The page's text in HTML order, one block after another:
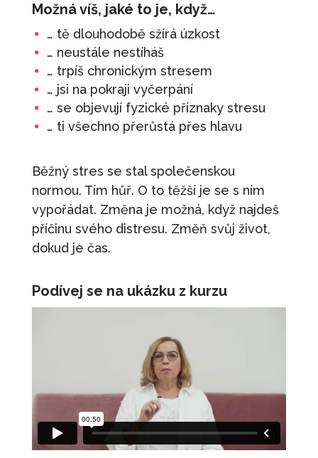
Možná víš, jaké to je, když…
… tě dlouhodobě sžírá úzkost
… neustále nestíháš
… trpíš chronickým stresem
… jsi na pokraji vyčerpání
… se objevují fyzické příznaky stresu
… ti všechno přerůstá přes hlavu
Běžný stres se stal společenskou
normou. Tím hůř. O to těžší je se s ním
vypořádat. Změna je možná, když najdeš
příčinu svého distresu. Změň svůj život,
dokud je čas.
Podívej se na ukázku z kurzu
Měj (se) rád
490Kč
Trénink: Květen - Jak se naučit
skutečně odpočívat
490Kč + PŘIDAT